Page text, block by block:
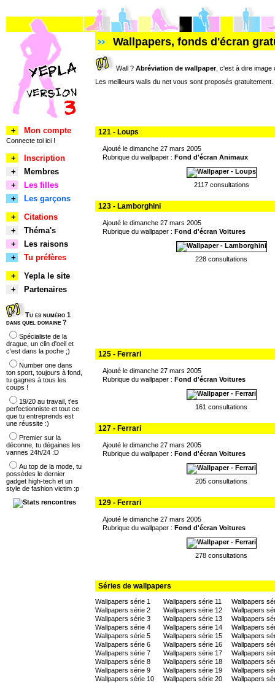
Wallpapers, fonds d'écran
Wall ? Abréviation de wallpaper, c'est à dire image
Les meilleurs walls du net vous sont proposés
121 - Loups
Ajouté le dimanche 27 mars 2005
Rubrique du wallpaper : Fond d'écran Animaux
2117 consultations
123 - Lamborghini
Ajouté le dimanche 27 mars 2005
Rubrique du wallpaper : Fond d'écran Voitures
228 consultations
125 - Ferrari
Ajouté le dimanche 27 mars 2005
Rubrique du wallpaper : Fond d'écran Voitures
161 consultations
127 - Ferrari
Ajouté le dimanche 27 mars 2005
Rubrique du wallpaper : Fond d'écran Voitures
205 consultations
129 - Ferrari
Ajouté le dimanche 27 mars 2005
Rubrique du wallpaper : Fond d'écran Voitures
278 consultations
Séries de wallpapers
Wallpapers série 1
Wallpapers série 2
Wallpapers série 3
Wallpapers série 4
Wallpapers série 5
Wallpapers série 6
Wallpapers série 7
Wallpapers série 8
Wallpapers série 9
Wallpapers série 10
Wallpapers série 11
Wallpapers série 12
Wallpapers série 13
Wallpapers série 14
Wallpapers série 15
Wallpapers série 16
Wallpapers série 17
Wallpapers série 18
Wallpapers série 19
Wallpapers série 20
Wallpapers
Wallpapers
Wallpapers
Wallpapers
Wallpapers
Wallpapers
Wallpapers
Wallpapers
Wallpapers
Wallpapers
+ Mon compte
Connecte toi ici !
+
Inscription
+
Membres
+
Les filles
+
Les garçons
+
Citations
+
Théma's
+
Les raisons
+
Tu préfères
+
Yepla le site
+
Partenaires
Tu es numéro 1
dans quel domaine ?
Spécialiste de la
drague, un clin d'oeil et
c'est dans la poche ;)
Number one dans
ton sport, toujours à fond,
tu gagnes à tous les
coups !
19/20 au travail, t'es
perfectionniste et tout ce
que tu entreprends est
une réussite :)
Premier sur la
déconne, tu dégaines les
vannes 24h/24 :D
Au top de la mode, tu
possèdes le dernier
gadget high-tech et un
style de fashion victim :p